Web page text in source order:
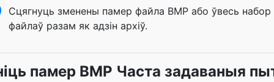
Сцягнуць зменены памер файла BMP або ўвесь набор
файлаў разам як адзін архіў.
памер BMP Часта задаваныя